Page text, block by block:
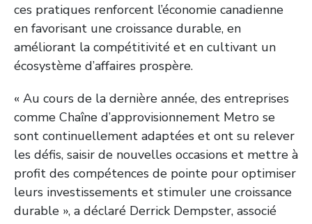
ces pratiques renforcent l’économie canadienne
en favorisant une croissance durable, en
améliorant la compétitivité et en cultivant un
écosystème d’affaires prospère.
« Au cours de la dernière année, des entreprises
comme Chaîne d’approvisionnement Metro se
sont continuellement adaptées et ont su relever
les défis, saisir de nouvelles occasions et mettre à
profit des compétences de pointe pour optimiser
leurs investissements et stimuler une croissance
durable », a déclaré Derrick Dempster, associé